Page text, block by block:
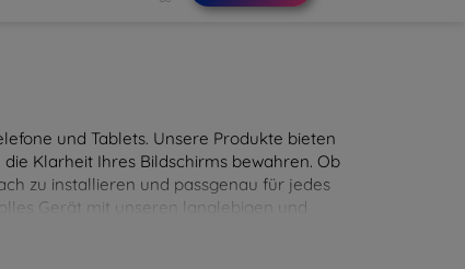
und Tablets. Unsere Produkte bieten
Klarheit Ihres Bildschirms bewahren. Ob
zu installieren und passgenau für jedes
Gerät mit unseren langlebigen und